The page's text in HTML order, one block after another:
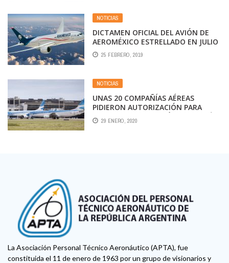
NOTICIAS
DICTAMEN OFICIAL DEL AVIÓN DE
AEROMÉXICO ESTRELLADO EN JULIO
DE 2018 SE HACE PÚBLICO
25 FEBRERO, 2019
NOTICIAS
UNAS 20 COMPAÑÍAS AÉREAS
PIDIERON AUTORIZACIÓN PARA
EMITIR PASAJES EN DÓLARES Y ASÍ
PODER VENDERLOS MÁS BARATOS
29 ENERO, 2020
La Asociación Personal Técnico Aeronáutico (APTA), fue
constituida el 11 de enero de 1963 por un grupo de visionarios y